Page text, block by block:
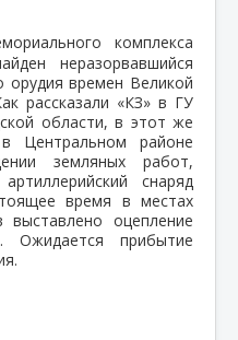
комплекса
неразорвавшийся
орудия времен Великой
рассказали «КЗ» в ГУ
области, в этот же
Центральном районе
земляных работ,
снаряд
время в местах
выставлено оцепление
Ожидается прибытие